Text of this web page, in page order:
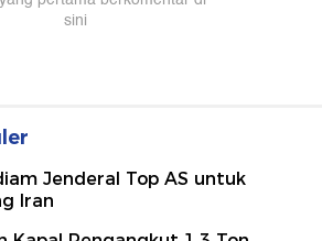
Jenderal Top AS untuk
Iran